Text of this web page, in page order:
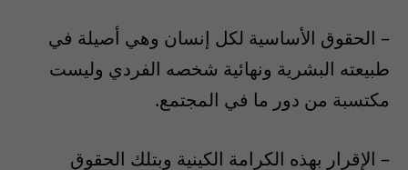
– الحقوق الأساسية لكل إنسان وهي أصيلة في
طبيعته البشرية ونهائية شخصه الفردي وليست
مكتسبة من دور ما في المجتمع.
– الإقرار بهذه الكرامة الكينية وبتلك الحقوق